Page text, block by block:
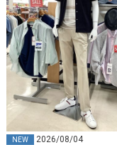
NEW 2026/08/04